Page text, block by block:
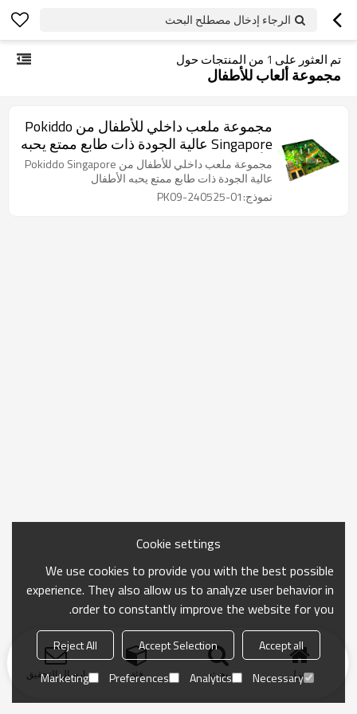
الرجاء إدخال مصطلح البحث
تم العثور على 1 من المنتجات حول
مجموعة ألعاب للأطفال
مجموعة ملعب داخلي للأطفال من Pokiddo
Singapore عالية الجودة ذات طابع ممتع يحبه
الأطفال
مجموعة ملعب داخلي للأطفال من Pokiddo Singapore
عالية الجودة ذات طابع ممتع يحبه الأطفال
نموذج:PK09-240525-01
منزل بحث فئة ارسال التحقيق
Cookie settings
We use cookies to provide you with the best possible
experience. They also allow us to analyze user behavior in
order to constantly improve the website for you.
Accept all
Accept Selection
Reject All
Necessary
Analytics
Preferences
Marketing